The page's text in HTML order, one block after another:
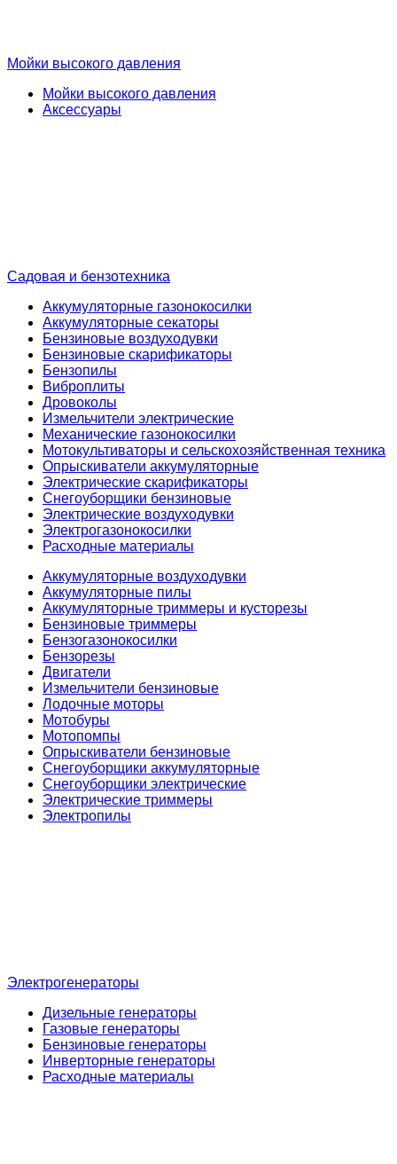
Мойки высокого давления
Мойки высокого давления
Аксессуары
Садовая и бензотехника
Аккумуляторные газонокосилки
Аккумуляторные секаторы
Бензиновые воздуходувки
Бензиновые скарификаторы
Бензопилы
Виброплиты
Дровоколы
Измельчители электрические
Механические газонокосилки
Мотокультиваторы и сельскохозяйственная техника
Опрыскиватели аккумуляторные
Электрические скарификаторы
Снегоуборщики бензиновые
Электрические воздуходувки
Электрогазонокосилки
Расходные материалы
Аккумуляторные воздуходувки
Аккумуляторные пилы
Аккумуляторные триммеры и кусторезы
Бензиновые триммеры
Бензогазонокосилки
Бензорезы
Двигатели
Измельчители бензиновые
Лодочные моторы
Мотобуры
Мотопомпы
Опрыскиватели бензиновые
Снегоуборщики аккумуляторные
Снегоуборщики электрические
Электрические триммеры
Электропилы
Электрогенераторы
Дизельные генераторы
Газовые генераторы
Бензиновые генераторы
Инверторные генераторы
Расходные материалы